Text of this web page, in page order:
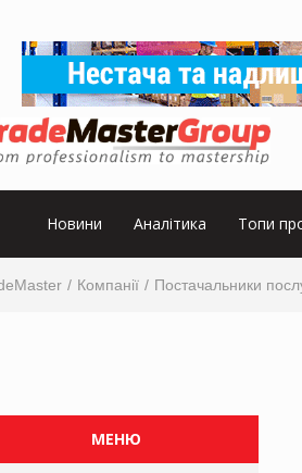
Новини Аналітика Топи
Компанії Постачальники
МЕНЮ